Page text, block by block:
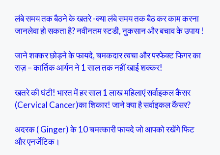
लंबे समय तक बैठने के खतरे -क्या लंबे समय तक बैठ कर काम करना
जानलेवा हो सकता है? नवीनतम स्टडी, नुकसान और बचाव के उपाय !
जाने शक्कर छोड़ने के फायदे, चमकदार त्वचा और परफेक्ट फिगर का
राज़ – कार्तिक आर्यन ने 1 साल तक नहीं खाई शक्कर!
खतरे की घंटी! भारत में हर साल 1 लाख महिलाएं सर्वाइकल कैंसर
(Cervical Cancer)का शिकार! जाने क्या है सर्वाइकल कैंसर?
अदरक ( Ginger) के 10 चमत्कारी फायदे जो आपको रखेंगे फिट
और एनर्जेटिक।